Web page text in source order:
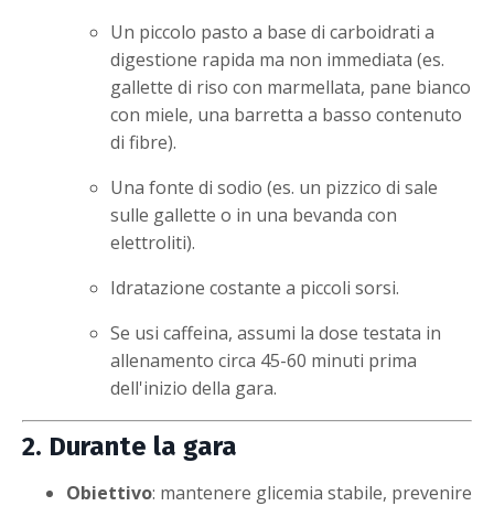
Un piccolo pasto a base di carboidrati a
digestione rapida ma non immediata (es.
gallette di riso con marmellata, pane bianco
con miele, una barretta a basso contenuto
di fibre).
Una fonte di sodio (es. un pizzico di sale
sulle gallette o in una bevanda con
elettroliti).
Idratazione costante a piccoli sorsi.
Se usi caffeina, assumi la dose testata in
allenamento circa 45-60 minuti prima
dell'inizio della gara.
2. Durante la gara
Obiettivo: mantenere glicemia stabile, prevenire